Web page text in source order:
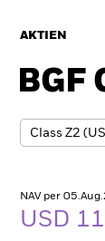
AKTIEN
NAV per
USD